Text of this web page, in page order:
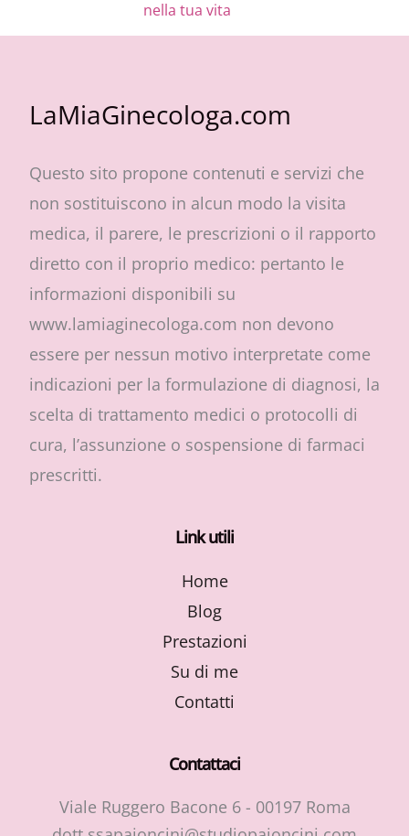
nella tua vita
LaMiaGinecologa.com
Questo sito propone contenuti e servizi che
non sostituiscono in alcun modo la visita
medica, il parere, le prescrizioni o il rapporto
diretto con il proprio medico: pertanto le
informazioni disponibili su
www.lamiaginecologa.com non devono
essere per nessun motivo interpretate come
indicazioni per la formulazione di diagnosi, la
scelta di trattamento medici o protocolli di
cura, l’assunzione o sospensione di farmaci
prescritti.
Link utili
Home
Blog
Prestazioni
Su di me
Contatti
Contattaci
Viale Ruggero Bacone 6 - 00197 Roma